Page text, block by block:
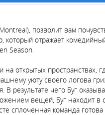
позволит вам
который отражает
Season.
открытых пространствах,
уюту своего логова
результате чего Буг
вещей, Буг находит
сплоченная команда